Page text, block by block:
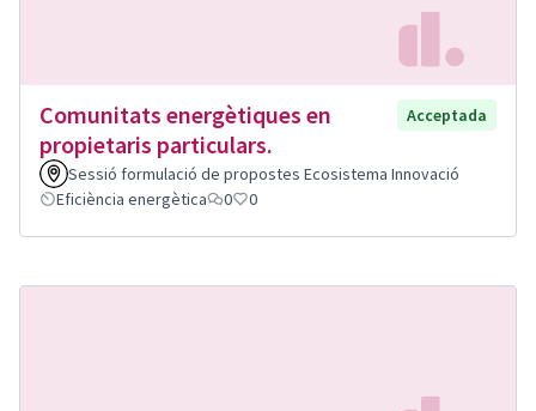
Comunitats energètiques en
propietaris particulars.
Acceptada
Sessió formulació de propostes Ecosistema Innovació
Eficiència energètica
0 0